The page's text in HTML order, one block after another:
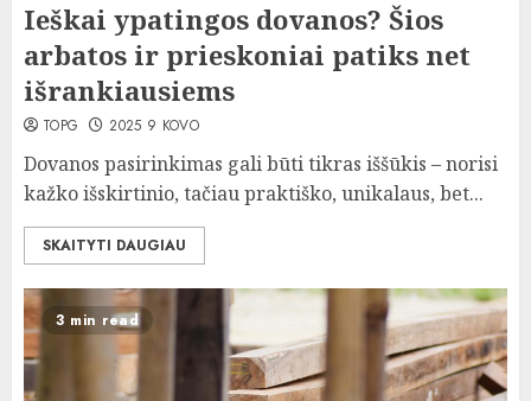
Ieškai ypatingos dovanos? Šios
arbatos ir prieskoniai patiks net
išrankiausiems
TOPG 2025 9 KOVO
Dovanos pasirinkimas gali būti tikras iššūkis – norisi
kažko išskirtinio, tačiau praktiško, unikalaus, bet...
SKAITYTI DAUGIAU
3 min read